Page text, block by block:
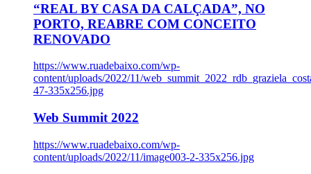
“REAL BY CASA DA CALÇADA”, NO
PORTO, REABRE COM CONCEITO
RENOVADO
https://www.ruadebaixo.com/wp-
content/uploads/2022/11/
47-335x256.jpg
Web Summit 2022
https://www.ruadebaixo.com/wp-
content/uploads/2022/11/image003-2-335x256.jpg